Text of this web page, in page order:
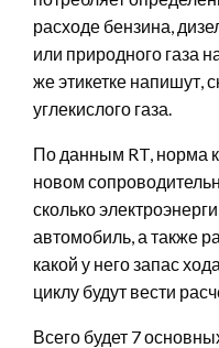
расходе бензина,
или природного газа
же этикетке напишут,
углекислого газа.
По данным RT, норма
новом
сколько
автомобиль, а также
какой у него запас
циклу будут вести
Всего будет 7